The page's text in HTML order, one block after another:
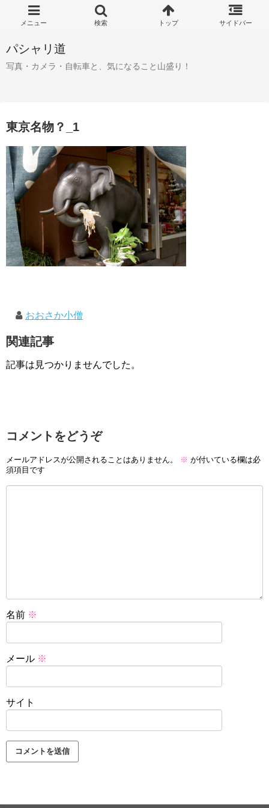
パシャリ道
写真・カメラ・自転車と、気になること山盛り！
東京名物？_1
おおさか小僧
関連記事
記事は見つかりませんでした。
コメントをどうぞ
メールアドレスが公開されることはありません。 ※ が付いている欄は必
須項目です
名前 ※
メール ※
サイト